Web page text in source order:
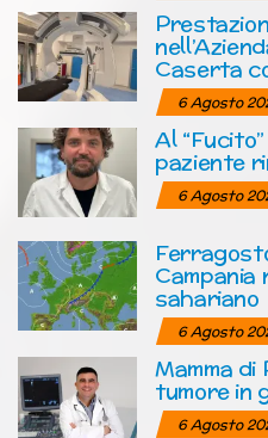
Caserta
6 Agosto
Al
paziente
6 Agosto
Campania
sahariano
6 Agosto
Mamma
tumore in
6 Agosto